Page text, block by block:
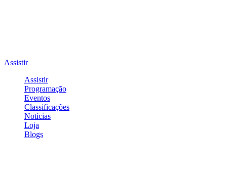
Assistir
Assistir
Programação
Eventos
Classificações
Notícias
Loja
Blogs